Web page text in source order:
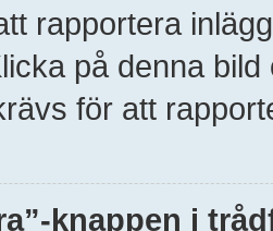
rapportera
på denna
för att
knappen i